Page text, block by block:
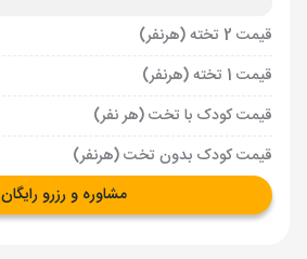
قیمت 2 تخته (هرنفر)
قیمت 1 تخته (هرنفر)
قیمت کودک با تخت (هر نفر)
قیمت کودک بدون تخت (هرنفر)
مشاوره و رزرو رایگان